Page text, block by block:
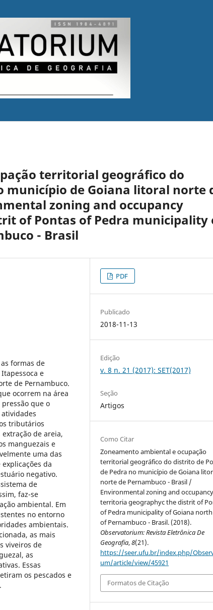
territorial geográfico do
município de Goiana litoral norte
zoning and occupancy
of Pontas of Pedra municipality
- Brasil
formas de
e
de Pernambuco.
ocorrem na área
que o
tributários
de areia,
manguezais e
uma das
da
negativo.
de
faz-se
ambiental. Em
no entorno
ambientais.
as mais
viveiros de
as
Essas
os pescados e
PDF
Publicado
2018-11-13
Edição
v. 8 n. 21 (2017): SET(2017)
Seção
Artigos
Como Citar
Zoneamento ambiental e ocupação
territorial geográfico do distrito de
de Pedra no município de Goiana
norte de Pernambuco - Brasil /
Environmental zoning and occupancy
territoria geographyc the distrit of
of Pedra municipality of Goiana
of Pernambuco - Brasil. (2018).
Observatorium: Revista Eletrônica De
Geografia,8(21).
https://seer.ufu.br/index.php/
um/article/view/45921
Formatos de Citação